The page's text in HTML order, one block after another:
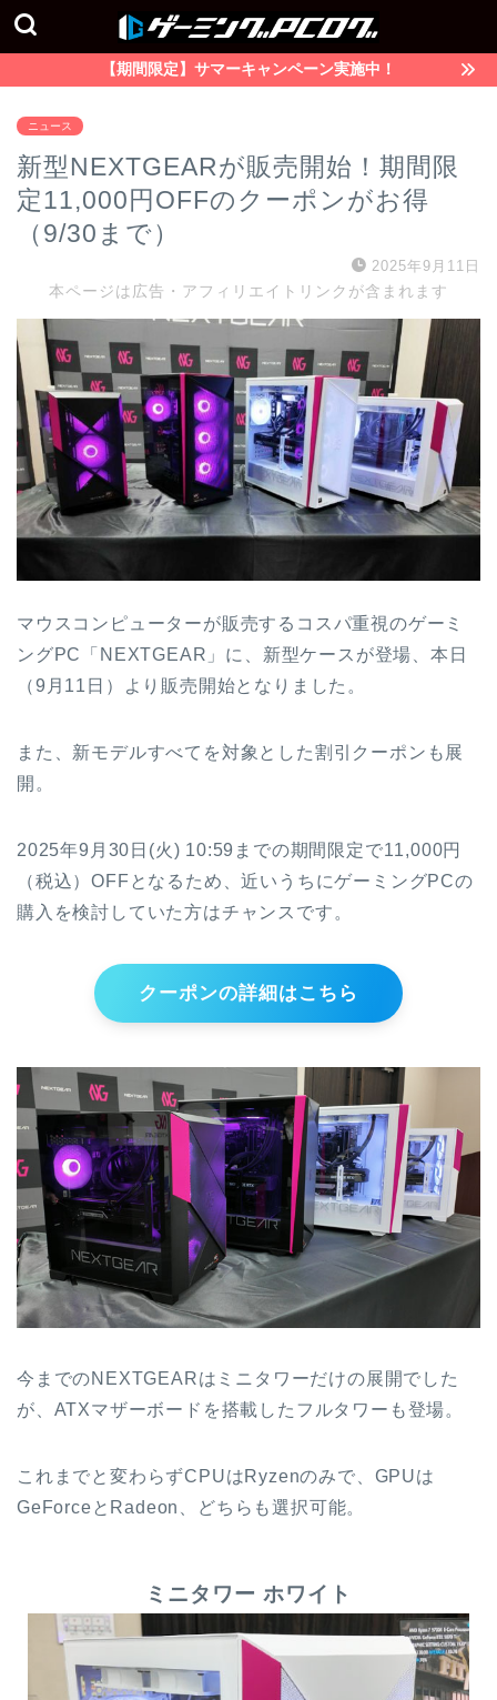
【期間限定】サマーキャンペーン実施中！
ニュース
新型NEXTGEARが販売開始！期間限
定11,000円OFFのクーポンがお得
（9/30まで）
2025年9月11日
本ページは広告・アフィリエイトリンクが含まれます
マウスコンピューターが販売するコスパ重視のゲーミ
ングPC「NEXTGEAR」に、新型ケースが登場、本日
（9月11日）より販売開始となりました。
また、新モデルすべてを対象とした割引クーポンも展
開。
2025年9月30日(火) 10:59までの期間限定で11,000円
（税込）OFFとなるため、近いうちにゲーミングPCの
購入を検討していた方はチャンスです。
クーポンの詳細はこちら
今までのNEXTGEARはミニタワーだけの展開でした
が、ATXマザーボードを搭載したフルタワーも登場。
これまでと変わらずCPUはRyzenのみで、GPUは
GeForceとRadeon、どちらも選択可能。
ミニタワー ホワイト